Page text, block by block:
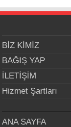
BİZ KİMİZ
BAĞIŞ YAP
İLETİŞİM
Hizmet Şartları
ANA SAYFA